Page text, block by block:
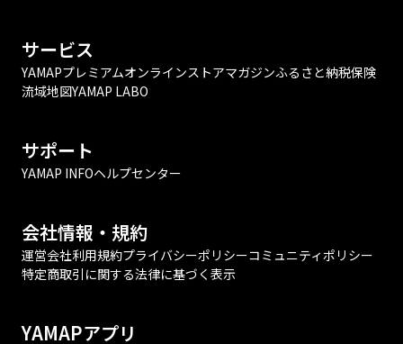
サービス
YAMAPプレミアムオンラインストアマガジンふるさと納税保険
流域地図YAMAP LABO
サポート
YAMAP INFOヘルプセンター
会社情報・規約
運営会社利用規約プライバシーポリシーコミュニティポリシー
特定商取引に関する法律に基づく表示
YAMAPアプリ